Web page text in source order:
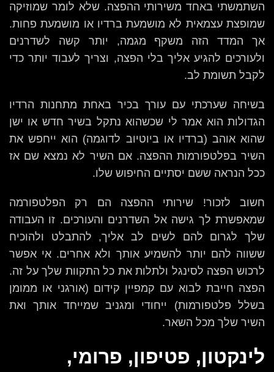
השתמשתי באחד משירותי ההפצה. שלא לומר שמוזיקה
שמופצת עצמאית לא מושמעת ברדיו או מושמעת פחות.
אך המדד הזה משקף מגמה, יותר קשה לשדרנים
ולעורכים להגיע אליך בלי הפצה, וצריך לעבוד יותר כדי
לקבל תשומת לב.
בשיחה שערכתי עם עורך בכיר באחת מתחנות הרדיו
הגדולות הוא אמר לי שכשהוא נתקל בשיר חדש או ישן
שהוא אוהב (ברדיו או ביוטיוב לדוגמה) הוא ייחפש את
השיר בפלטפורמות ההפצה. אם השיר לא נמצא שם אז
ככל הנראה ששם יסתיים החיפוש שלו.
חשוב לזכור! שירותי ההפצה הם רק הפלטפורמה
שמאפשרת לך גישה אל השדרנים והעורכים. זו העבודה
שלך לגרום להם לשים לב אליך, להתבלט ולהוכיח
ששווה להם יותר להשמיע אותך ולא אחרים. אי אפשר
לרכוש הפצה לסינגל ולתלות את כל התקוות שלך על זה.
הפצה חייבת לבוא עם קמפיין קידום (אורגני או ממומן
בשלל פלטפורמות) ייחודי ומגניב שמייחד אותך ואת
השיר שלך מכל השאר.
לינקטון, פטיפון, פרומי,